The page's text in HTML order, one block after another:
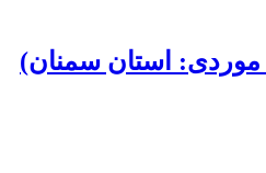
موردی: استان سمنان)